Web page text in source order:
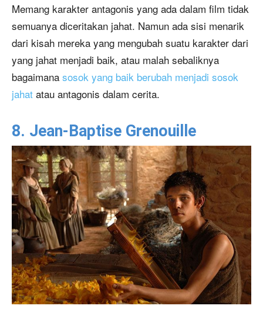
Memang karakter antagonis yang ada dalam film tidak
semuanya diceritakan jahat. Namun ada sisi menarik
dari kisah mereka yang mengubah suatu karakter dari
yang jahat menjadi baik, atau malah sebaliknya
bagaimana sosok yang baik berubah menjadi sosok
jahat atau antagonis dalam cerita.
8. Jean-Baptise Grenouille